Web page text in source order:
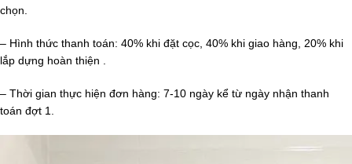
chọn.
– Hình thức thanh toán: 40% khi đặt cọc, 40% khi giao hàng, 20% khi
lắp dựng hoàn thiện .
– Thời gian thực hiện đơn hàng: 7-10 ngày kể từ ngày nhận thanh
toán đợt 1.